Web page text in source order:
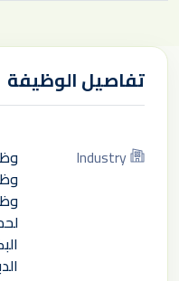
تفاصيل الوظيفة
Industry